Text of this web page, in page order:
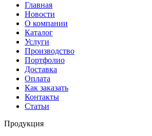
Главная
Новости
О компании
Каталог
Услуги
Производство
Портфолио
Доставка
Оплата
Как заказать
Контакты
Статьи
Продукция